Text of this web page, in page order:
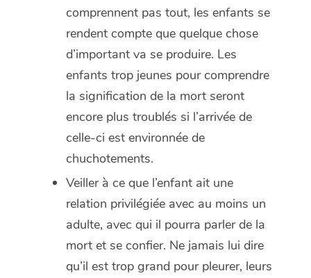
comprennent pas tout, les enfants se
rendent compte que quelque chose
d’important va se produire. Les
enfants trop jeunes pour comprendre
la signification de la mort seront
encore plus troublés si l’arrivée de
celle-ci est environnée de
chuchotements.
Veiller à ce que l’enfant ait une
relation privilégiée avec au moins un
adulte, avec qui il pourra parler de la
mort et se confier. Ne jamais lui dire
qu’il est trop grand pour pleurer, leurs